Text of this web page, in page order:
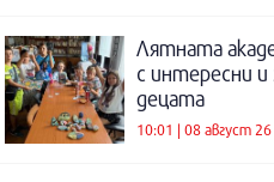
Лятната
с интересни и
децата
10:01 | 08 август 26